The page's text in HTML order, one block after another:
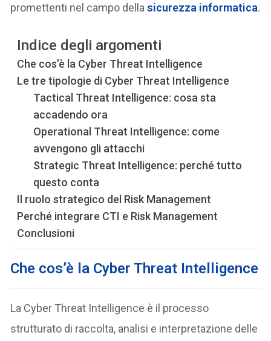
promettenti nel campo dellasicurezza informatica.
Indice degli argomenti
Che cos’è la Cyber Threat Intelligence
Le tre tipologie di Cyber Threat Intelligence
Tactical Threat Intelligence: cosa sta
accadendo ora
Operational Threat Intelligence: come
avvengono gli attacchi
Strategic Threat Intelligence: perché tutto
questo conta
Il ruolo strategico del Risk Management
Perché integrare CTI e Risk Management
Conclusioni
Che cos’è la Cyber Threat Intelligence
La Cyber Threat Intelligence è il processo
strutturato di raccolta, analisi e interpretazione delle